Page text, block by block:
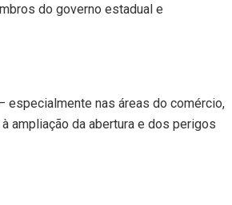
do governo estadual e
especialmente nas áreas do comércio,
ampliação da abertura e dos perigos